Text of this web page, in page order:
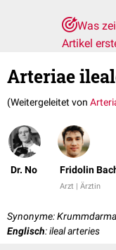
Was
Artikel
Arteriae
(Weitergeleitet von
Dr. No Fridolin
Arzt | Ärztin
Synonyme:
Englisch: ileal arteries